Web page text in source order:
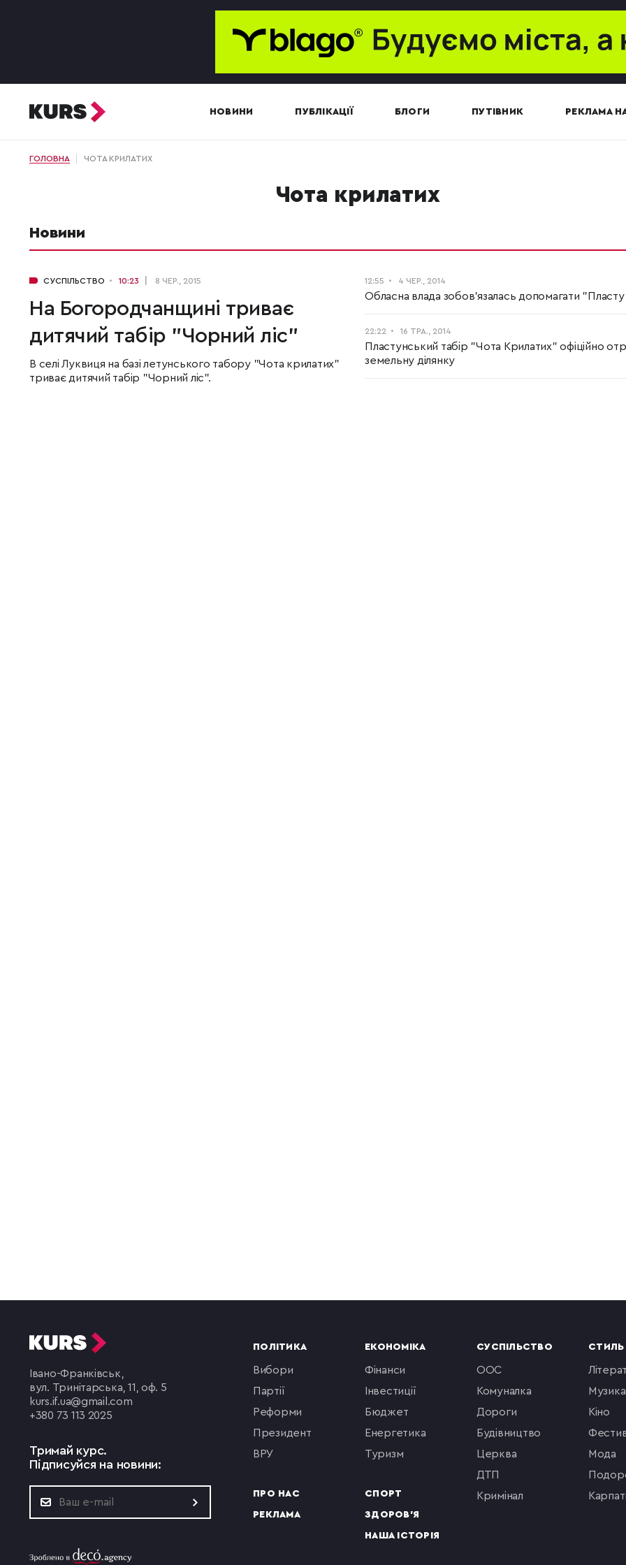
НОВИНИ ПУБЛІКАЦІЇ БЛОГИ ПУТІВНИК РЕКЛАМА
ГОЛОВНА ЧОТА КРИЛАТИХ
Чота крилатих
Новини
СУСПІЛЬСТВО 10:23 8 ЧЕР., 2015
На Богородчанщині триває
дитячий табір "Чорний ліс"
В селі Луквиця на базі летунського табору "Чота крилатих"
триває дитячий табір "Чорний ліс".
12:55 4 ЧЕР., 2014
Обласна влада зобов'язалась допомагати
22:22 16 ТРА., 2014
Пластунський табір "Чота Крилатих" офіційно
земельну ділянку
Івано-Франківськ,
вул. Тринітарська, 11, оф. 5
kurs.if.ua@gmail.com
+380 73 113 2025
Тримай курс.
Підписуйся на новини:
ПОЛІТИКА
вибори
партії
реформи
президент
ВРУ
ПРО НАС
РЕКЛАМА
ЕКОНОМІКА
фінанси
інвестиції
бюджет
енергетика
туризм
СПОРТ
ЗДОРОВ'Я
НАША ІСТОРІЯ
СУСПІЛЬСТВО
ООС
комуналка
Дороги
будівництво
церква
ДТП
кримінал
музика
кіно
мода